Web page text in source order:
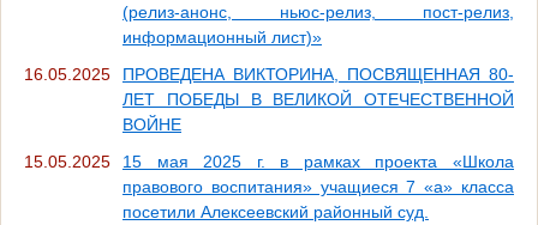
(релиз-анонс, ньюс-релиз, пост-релиз,
информационный лист)»
16.05.2025
ПРОВЕДЕНА ВИКТОРИНА, ПОСВЯЩЕННАЯ 80-
ЛЕТ ПОБЕДЫ В ВЕЛИКОЙ ОТЕЧЕСТВЕННОЙ
ВОЙНЕ
15.05.2025
15 мая 2025 г. в рамках проекта «Школа
правового воспитания» учащиеся 7 «а» класса
посетили Алексеевский районный суд.